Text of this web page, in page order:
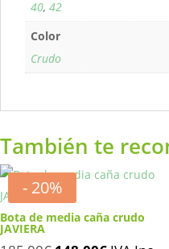
40, 42
Color
Crudo
También te
- 20%
Bota de media caña crudo
JAVIERA